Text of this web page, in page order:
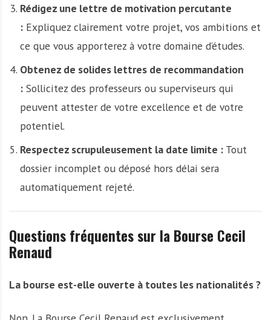
Rédigez une lettre de motivation percutante
:Expliquez clairement votre projet, vos ambitions et
ce que vous apporterez à votre domaine d’études.
Obtenez de solides lettres de recommandation
:Sollicitez des professeurs ou superviseurs qui
peuvent attester de votre excellence et de votre
potentiel.
Respectez scrupuleusement la date limite :Tout
dossier incomplet ou déposé hors délai sera
automatiquement rejeté.
Questions fréquentes sur la Bourse Cecil
Renaud
La bourse est-elle ouverte à toutes les nationalités ?